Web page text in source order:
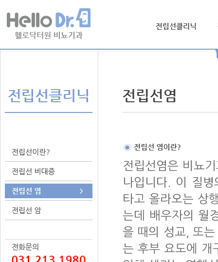
전립선염은 비뇨
나입니다. 이 질
타고 올라오는 상
는데 배우자의 월
을 때의 성교, 또
는 후부 요도에 개